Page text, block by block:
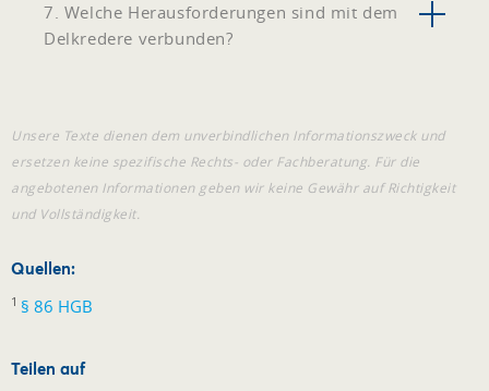
7. Welche Herausforderungen sind mit dem
Delkredere verbunden?
Unsere Texte dienen dem unverbindlichen Informationszweck und
ersetzen keine spezifische Rechts- oder Fachberatung. Für die
angebotenen Informationen geben wir keine Gewähr auf Richtigkeit
und Vollständigkeit.
Quellen:
1 § 86 HGB
Teilen auf